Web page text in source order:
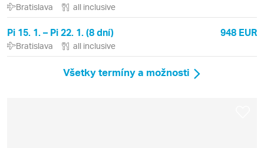
Bratislava all inclusive
Pi 15. 1. – Pi 22. 1. (8 dní) 948 EUR
Bratislava all inclusive
Všetky termíny a možnosti